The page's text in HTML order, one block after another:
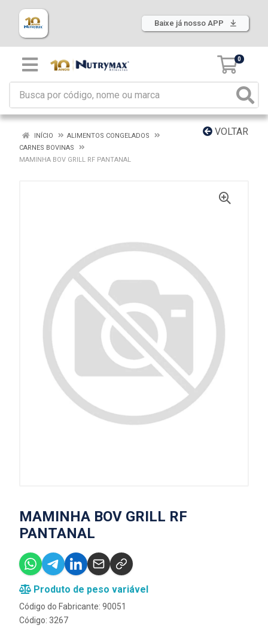
Baixe já nosso APP
0
VOLTAR
INÍCIO
ALIMENTOS CONGELADOS
CARNES BOVINAS
MAMINHA BOV GRILL RF PANTANAL
MAMINHA BOV GRILL RF
PANTANAL
Produto de peso variável
Código do Fabricante: 90051
Código: 3267